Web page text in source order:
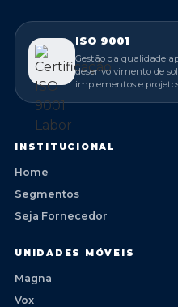
ISO 9001
Gestão da qualidade
desenvolvimento de
implementos e
INSTITUCIONAL
Home
Segmentos
Seja Fornecedor
UNIDADES MÓVEIS
Magna
Vox